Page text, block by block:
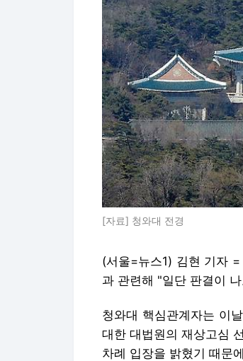
[자료] 청와대 전경
(서울=뉴스1) 김현 기자
과 관련해 "일단 판결이
청와대 핵심관계자는 이
대한 대법원의 재상고심
차례 입장을 밝혔기 때문